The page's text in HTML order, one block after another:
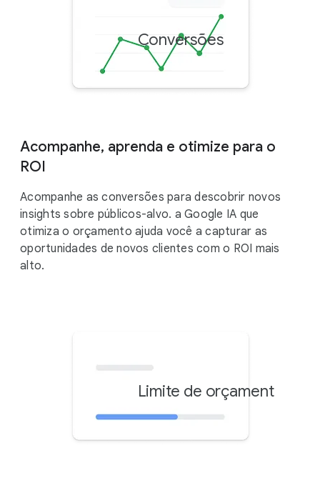
Conversões
Acompanhe, aprenda e otimize para o
ROI
Acompanhe as conversões para descobrir novos
insights sobre públicos-alvo. a Google IA que
otimiza o orçamento ajuda você a capturar as
oportunidades de novos clientes com o ROI mais
alto.
Limite de orçamento